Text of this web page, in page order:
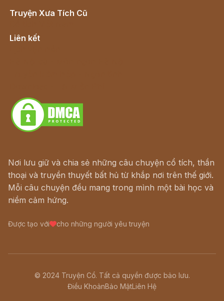
Truyện Xưa Tích Cũ
Liên kết
Nơi lưu giữ và chia sẻ những câu chuyện cổ tích, thần
thoại và truyền thuyết bất hủ từ khắp nơi trên thế giới.
Mỗi câu chuyện đều mang trong mình một bài học và
niềm cảm hứng.
Được tạo với cho những người yêu truyện
© 2024 Truyện Cổ. Tất cả quyền được bảo lưu.
Điều KhoảnBảo MậtLiên Hệ